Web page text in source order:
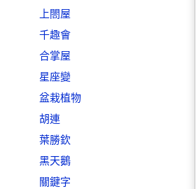
上閤屋
千趣會
合掌屋
星座變
盆栽植物
胡連
葉勝欽
黑天鵝
關鍵字